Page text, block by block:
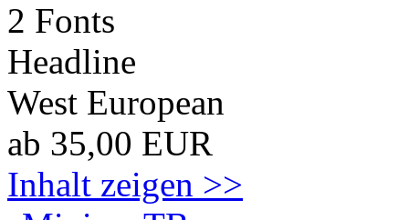
2 Fonts
Headline
West European
ab 35,00 EUR
Inhalt zeigen >>